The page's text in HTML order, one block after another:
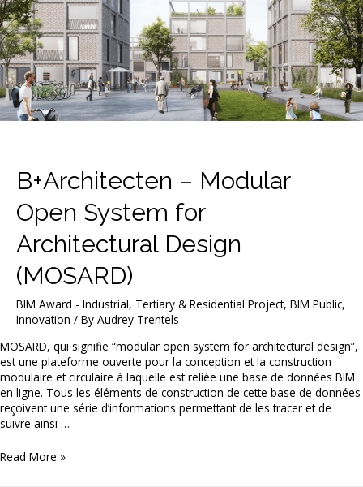
B+Architecten – Modular
Open System for
Architectural Design
(MOSARD)
BIM Award - Industrial, Tertiary & Residential Project, BIM Public,
Innovation / By Audrey Trentels
MOSARD, qui signifie “modular open system for architectural design”,
est une plateforme ouverte pour la conception et la construction
modulaire et circulaire à laquelle est reliée une base de données BIM
en ligne. Tous les éléments de construction de cette base de données
reçoivent une série d’informations permettant de les tracer et de
suivre ainsi …
B+Architecten
Read More »